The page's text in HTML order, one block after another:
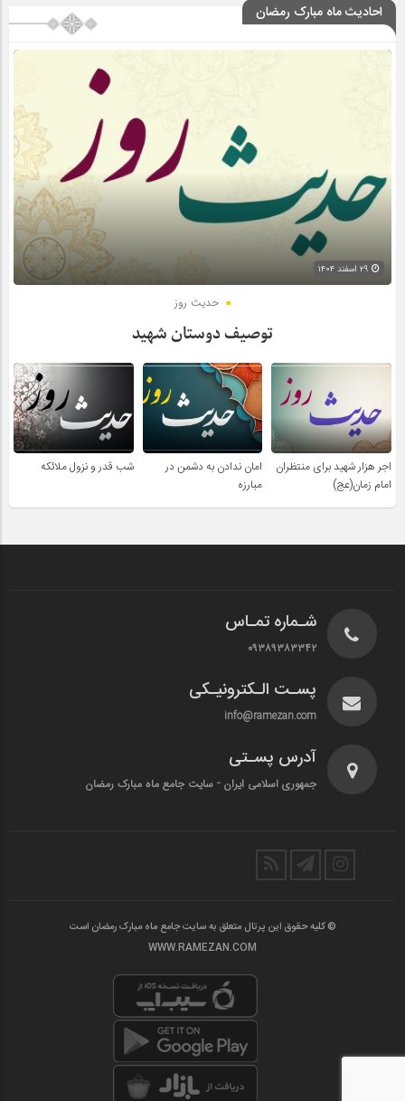
احادیث ماه مبارک رمضان
حدیث روز
توصیف دوستان شهید
اجر هزار شهید برای منتظران
امام زمان(عج)
امان ندادن به دشمن در
مبارزه
شب قدر و نزول ملائکه
شـماره تمـاس
۰۹۳۸۹۳۸۳۳۴۲
پسـت الـکترونیـکی
info@ramezan.com
آدرس پسـتی
جمهوری اسلامی ایران - سایت جامع ماه مبارک رمضان
© کلیه حقوق این پرتال متعلق به سایت جامع ماه مبارک رمضان است
WWW.RAMEZAN.COM